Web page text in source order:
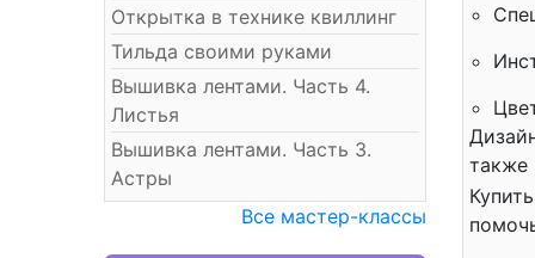
Открытка в технике квиллинг
Тильда своими руками
Вышивка лентами. Часть 4.
Листья
Вышивка лентами. Часть 3.
Астры
Все мастер-классы
также